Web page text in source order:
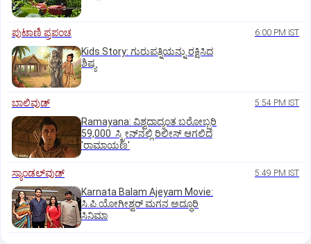
ಪುಟಾಣಿ ಪ್ರಪಂಚ 6:00 PM IST
Kids Story: ಗುರುಪತ್ನಿಯನ್ನು ರಕ್ಷಿಸಿದ
ಶಿಷ್ಯ
ಬಾಲಿವುಡ್‌ 5:54 PM IST
Ramayana: ವಿಶ್ವದಾದ್ಯಂತ ಬರೋಬ್ಬರಿ
59,000 ಸ್ಕ್ರೀನ್‌ನಲ್ಲಿ ರಿಲೀಸ್‌ ಆಗಲಿದೆ
'ರಾಮಾಯಣ'
ಸ್ಯಾಂಡಲ್‌ವುಡ್‌ 5:49 PM IST
Karnata Balam Ajeyam Movie:
ಸಿ.ಪಿ.ಯೋಗೀಶ್ವರ್‌ ಮಗನ ಅದ್ಧೂರಿ
ಸಿನಿಮಾ